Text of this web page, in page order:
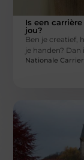
Is een
jou?
Ben je creatief,
je handen? Dan
Nationale